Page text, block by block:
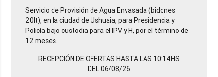
Servicio de Provisión de Agua Envasada (bidones
20lt), en la ciudad de Ushuaia, para Presidencia y
Policía bajo custodia para el IPV y H, por el término de
12 meses.
RECEPCIÓN DE OFERTAS HASTA LAS 10:14HS
DEL 06/08/26